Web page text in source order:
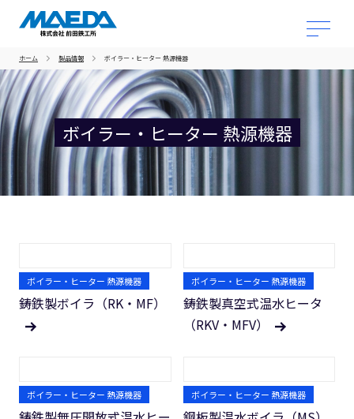
ホーム 製品情報 ボイラー・ヒーター 熱源機器
ボイラー・ヒーター 熱源機器
ボイラー・ヒーター 熱源機器
鋳鉄製ボイラ（RK・MF）
ボイラー・ヒーター 熱源機器
鋳鉄製真空式温水ヒータ
（RKV・MFV）
ボイラー・ヒーター 熱源機器 ボイラー・ヒーター 熱源機器